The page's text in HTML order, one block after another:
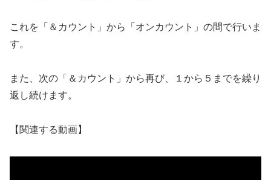
これを「＆カウント」から「オンカウント」の間で行いま
す。
また、次の「＆カウント」から再び、１から５までを繰り
返し続けます。
【関連する動画】